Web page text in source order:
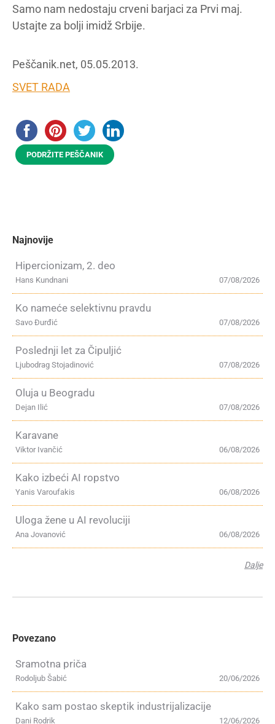
Samo nam nedostaju crveni barjaci za Prvi maj.
Ustajte za bolji imidž Srbije.
Peščanik.net, 05.05.2013.
SVET RADA
PODRŽITE PEŠČANIK
Najnovije
Hipercionizam, 2. deo
07/08/2026
Hans Kundnani
Ko nameće selektivnu pravdu
07/08/2026
Savo Đurđić
Poslednji let za Čipuljić
07/08/2026
Ljubodrag Stojadinović
Oluja u Beogradu
07/08/2026
Dejan Ilić
Karavane
06/08/2026
Viktor Ivančić
Kako izbeći AI ropstvo
06/08/2026
Yanis Varoufakis
Uloga žene u AI revoluciji
06/08/2026
Ana Jovanović
Dalje
Povezano
Sramotna priča
20/06/2026
Rodoljub Šabić
Kako sam postao skeptik industrijalizacije
12/06/2026
Dani Rodrik